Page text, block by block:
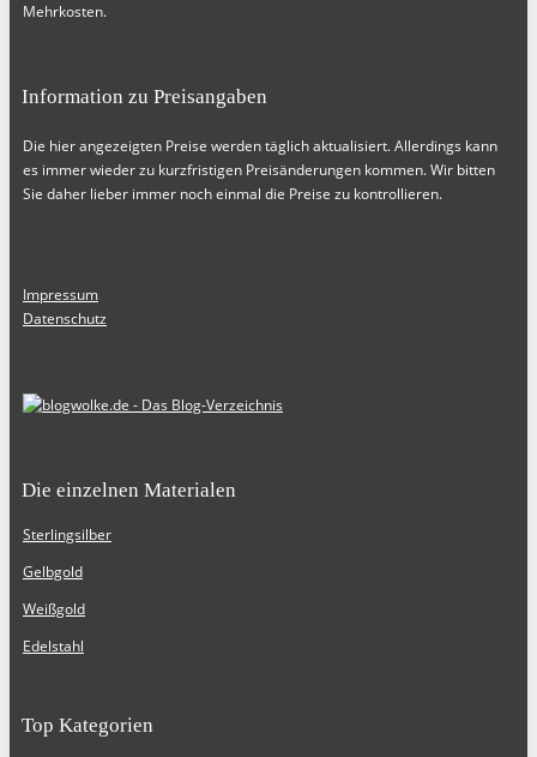
Mehrkosten.
Information zu Preisangaben
Die hier angezeigten Preise werden täglich aktualisiert. Allerdings kann
es immer wieder zu kurzfristigen Preisänderungen kommen. Wir bitten
Sie daher lieber immer noch einmal die Preise zu kontrollieren.
Impressum
Datenschutz
Die einzelnen Materialen
Sterlingsilber
Gelbgold
Weißgold
Edelstahl
Top Kategorien